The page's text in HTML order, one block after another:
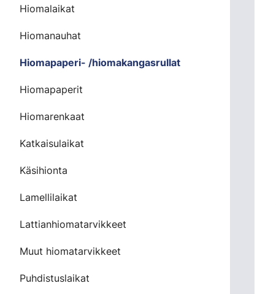
Hiomalaikat
Hiomanauhat
Hiomapaperi- /hiomakangasrullat
Hiomapaperit
Hiomarenkaat
Katkaisulaikat
Käsihionta
Lamellilaikat
Lattianhiomatarvikkeet
Muut hiomatarvikkeet
Puhdistuslaikat